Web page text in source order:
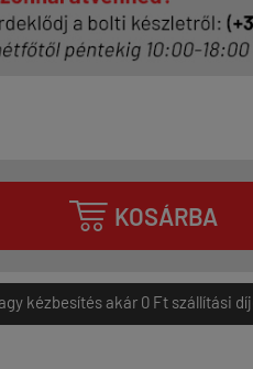
 KOSÁRBA
kézbesítés akár 0 Ft szállítási